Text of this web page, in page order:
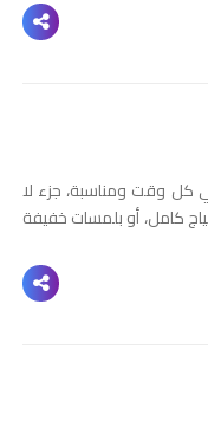
كل وقت ومناسبة، جزء لا
كامل، أو بلمسات خفيفة